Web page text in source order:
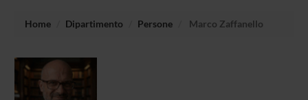
Home Dipartimento Persone Marco Zaffanello